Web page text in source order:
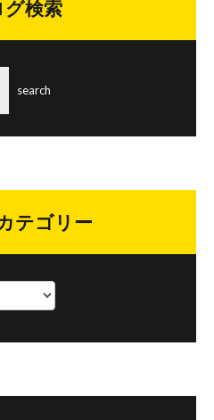
グ検索
テゴリー